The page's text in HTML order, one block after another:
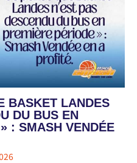
BASKET LANDES
DU BUS EN
: SMASH VENDÉE